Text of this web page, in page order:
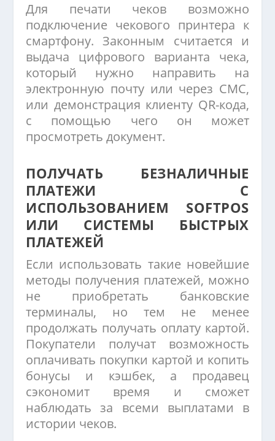
Для печати чеков возможно
подключение чекового принтера к
смартфону. Законным считается и
выдача цифрового варианта чека,
который нужно направить на
электронную почту или через СМС,
или демонстрация клиенту QR-кода,
с помощью чего он может
просмотреть документ.
ПОЛУЧАТЬ БЕЗНАЛИЧНЫЕ
ПЛАТЕЖИ С
ИСПОЛЬЗОВАНИЕМ SOFTPOS
ИЛИ СИСТЕМЫ БЫСТРЫХ
ПЛАТЕЖЕЙ
Если использовать такие новейшие
методы получения платежей, можно
не приобретать банковские
терминалы, но тем не менее
продолжать получать оплату картой.
Покупатели получат возможность
оплачивать покупки картой и копить
бонусы и кэшбек, а продавец
сэкономит время и сможет
наблюдать за всеми выплатами в
истории чеков.